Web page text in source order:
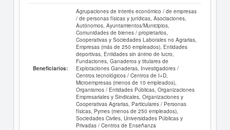
Beneficiarios:
Agrupaciones de interés económico / de empresas
/ de personas físicas y jurídicas, Asociaciones,
Autónomos, Ayuntamientos/Municipios,
Comunidades de bienes / propietarios,
Cooperativas y Sociedades Laborales no Agrarias,
Empresas (más de 250 empleados), Entidades
deportivas, Entidades sin ánimo de lucro,
Fundaciones, Ganaderos y titulares de
Explotaciones Ganaderas, Investigadores /
Centros tecnológicos / Centros de I+D,
Microempresas (menos de 10 empleados),
Organismos / Entidades Públicas, Organizaciones
Empresariales y Sindicales, Organizaciones y
Cooperativas Agrarias, Particulares / Personas
físicas, Pymes (menos de 250 empleados),
Sociedades Civiles, Universidades Públicas y
Privadas / Centros de Enseñanza